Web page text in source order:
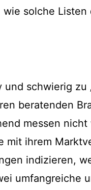
solche
schwierig zu
beratenden
messen nicht
mit ihrem
indizieren,
umfangreiche